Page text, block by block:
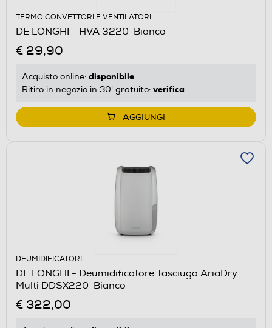
TERMO CONVETTORI E VENTILATORI
DE LONGHI - HVA 3220-Bianco
€ 29,90
Acquisto online: disponibile
Ritiro in negozio in 30' gratuito: verifica
AGGIUNGI
DEUMIDIFICATORI
DE LONGHI - Deumidificatore Tasciugo AriaDry
Multi DDSX220-Bianco
€ 322,00